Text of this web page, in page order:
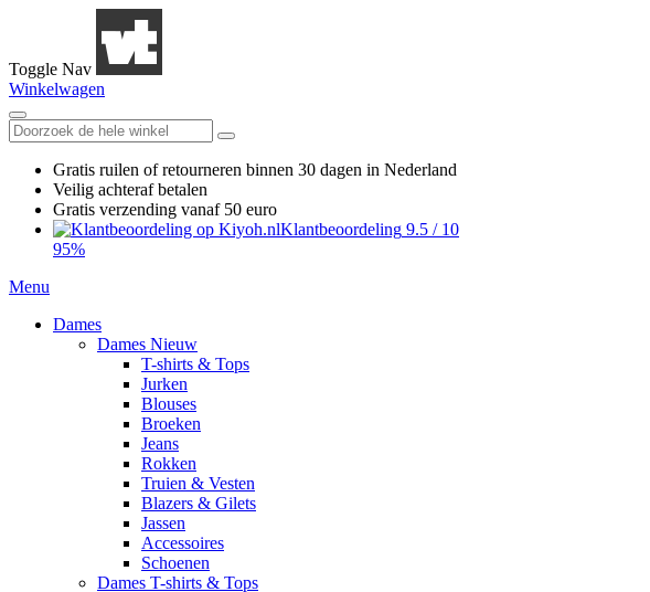
Toggle Nav
Winkelwagen
Gratis ruilen of retourneren binnen 30 dagen in Nederland
Veilig achteraf betalen
Gratis verzending vanaf 50 euro
Klantbeoordeling 9.5 / 10
95%
Menu
Dames
Dames Nieuw
T-shirts & Tops
Jurken
Blouses
Broeken
Jeans
Rokken
Truien & Vesten
Blazers & Gilets
Jassen
Accessoires
Schoenen
Dames T-shirts & Tops